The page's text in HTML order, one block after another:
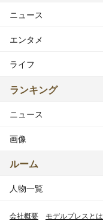
ニュース
エンタメ
ライフ
ランキング
ニュース
画像
ルーム
人物一覧
会社概要 モデルプレスとは